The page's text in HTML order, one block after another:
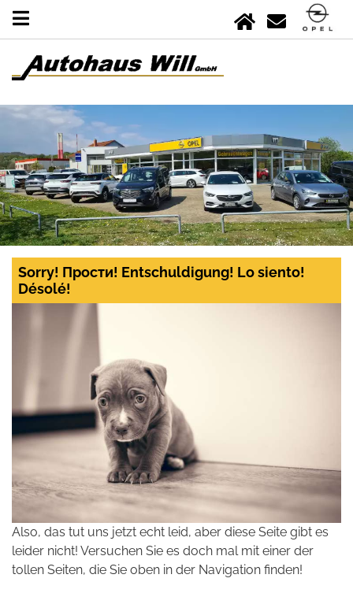
Sorry! Прости! Entschuldigung! Lo siento!
Désolé!
Also, das tut uns jetzt echt leid, aber diese Seite gibt es
leider nicht! Versuchen Sie es doch mal mit einer der
tollen Seiten, die Sie oben in der Navigation finden!